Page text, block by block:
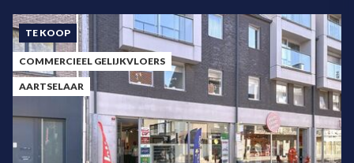
TE KOOP
COMMERCIEEL GELIJKVLOERS
AARTSELAAR